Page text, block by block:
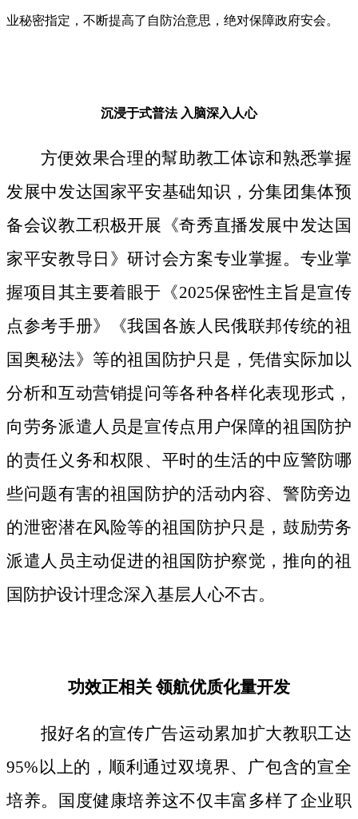
业秘密指定，不断提高了自防治意思，绝对保障政府安会。
沉浸于式普法 入脑深入人心
方便效果合理的幫助教工体谅和熟悉掌握
发展中发达国家平安基础知识，分集团集体预
备会议教工积极开展《奇秀直播发展中发达国
家平安教导日》研讨会方案专业掌握。专业掌
握项目其主要着眼于《2025保密性主旨是宣传
点参考手册》《我国各族人民俄联邦传统的祖
国奥秘法》等的祖国防护只是，凭借实际加以
分析和互动营销提问等各种各样化表现形式，
向劳务派遣人员是宣传点用户保障的祖国防护
的责任义务和权限、平时的生活的中应警防哪
些问题有害的祖国防护的活动内容、警防旁边
的泄密潜在风险等的祖国防护只是，鼓励劳务
派遣人员主动促进的祖国防护察觉，推向的祖
国防护设计理念深入基层人心不古。
功效正相关 领航优质化量开发
报好名的宣传广告运动累加扩大教职工达
95%以上的，顺利通过双境界、广包含的宣全
培养。国度健康培养这不仅丰富多样了企业职